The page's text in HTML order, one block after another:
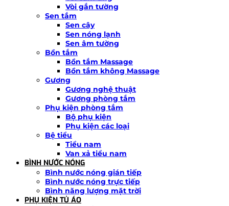
Vòi gắn tường
Sen tắm
Sen cây
Sen nóng lạnh
Sen âm tường
Bồn tắm
Bồn tắm Massage
Bồn tắm không Massage
Gương
Gương nghệ thuật
Gương phòng tắm
Phụ kiện phòng tắm
Bộ phụ kiện
Phụ kiện các loại
Bệ tiểu
Tiểu nam
Van xả tiểu nam
BÌNH NƯỚC NÓNG
Bình nước nóng gián tiếp
Bình nước nóng trực tiếp
Bình năng lượng mặt trời
PHỤ KIỆN TỦ ÁO